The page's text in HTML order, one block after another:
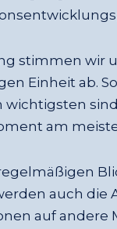
stimmen wir
Einheit ab.
wichtigsten
am
auch die
auf andere